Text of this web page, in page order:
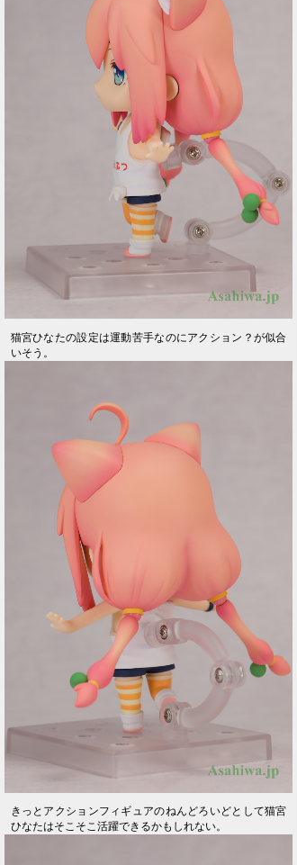
猫宮ひなたの設定は運動苦手なのにアクション？が似合
いそう。
きっとアクションフィギュアのねんどろいどとして猫宮
ひなたはそこそこ活躍できるかもしれない。